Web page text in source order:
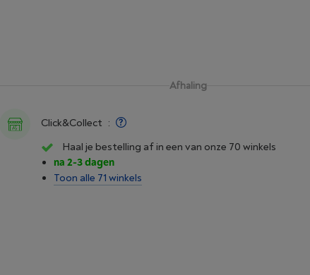
Afhaling
Click&Collect :
Haal je bestelling af in een van onze 70 winkels
na 2-3 dagen
Toon alle 71 winkels